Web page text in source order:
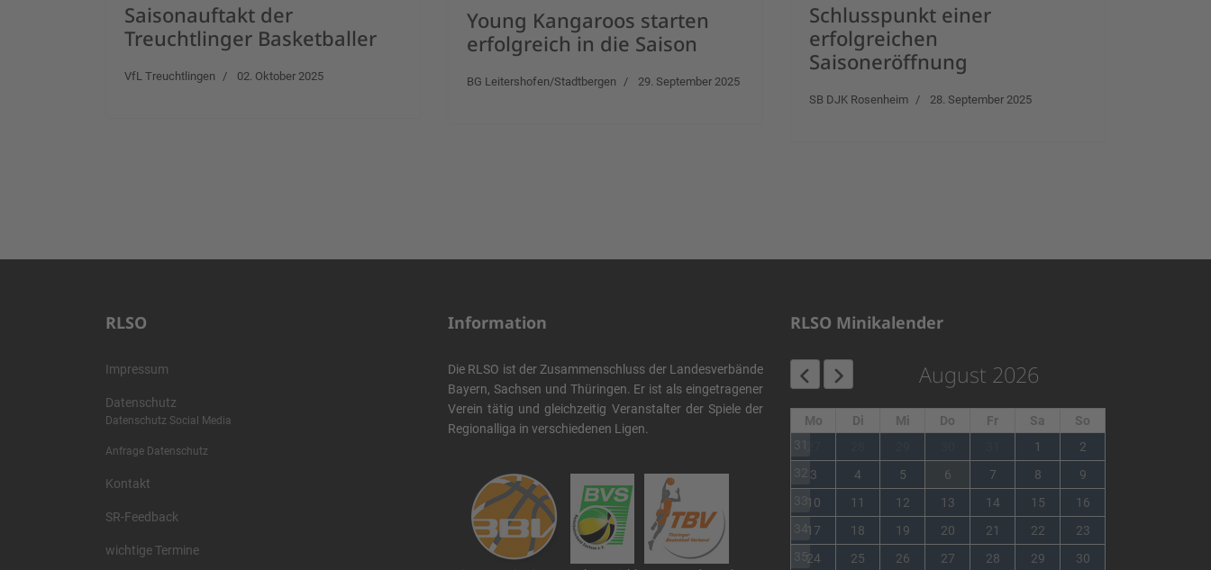
Saisonauftakt der
Treuchtlinger Basketballer
VfL Treuchtlingen 02. Oktober 2025
Young Kangaroos starten
erfolgreich in die Saison
BG Leitershofen/Stadtbergen 29. September 2025
Schlusspunkt einer
erfolgreichen
Saisoneröffnung
SB DJK Rosenheim 28. September 2025
RLSO
Impressum
Datenschutz
Datenschutz Social Media
Anfrage Datenschutz
Kontakt
SR-Feedback
wichtige Termine
Information
Die RLSO ist der Zusammenschluss der Landesverbände
Bayern, Sachsen und Thüringen. Er ist als eingetragener
Verein tätig und gleichzeitig Veranstalter der Spiele der
Regionalliga in verschiedenen Ligen.
RLSO Minikalender
August 2026
Mo Di Mi Do Fr Sa
So
31
1
2
32 3 4 5 6 7 8
9
3310 11 12 13 14 15
16
3417 18 19 20 21 22
23
3524 25 26 27 28 29 30